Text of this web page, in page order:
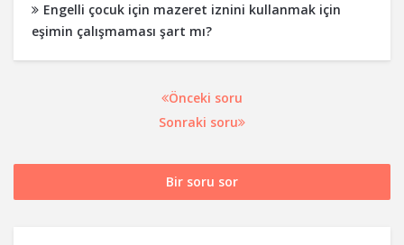
Engelli çocuk için mazeret iznini kullanmak için
eşimin çalışmaması şart mı?
Önceki soru
Sonraki soru
Bir soru sor